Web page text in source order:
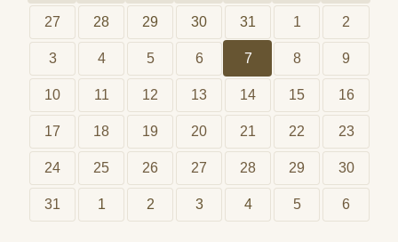
27 28 29 30 31 1 2
3 4 5 6 7 8 9
10 11 12 13 14 15 16
17 18 19 20 21 22 23
24 25 26 27 28 29 30
31 1 2 3 4 5 6